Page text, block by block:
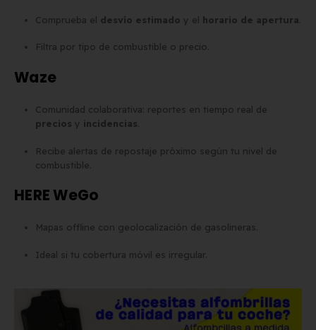
Comprueba el desvío estimado y el horario de apertura
Filtra por tipo de combustible o precio.
Waze
Comunidad colaborativa: reportes en tiempo real de
precios y incidencias
Recibe alertas de repostaje próximo según tu nivel de
combustible.
HERE WeGo
Mapas offline con geolocalización de gasolineras.
Ideal si tu cobertura móvil es irregular.